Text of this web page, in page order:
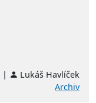
|
Lukáš Havlíček
Archiv